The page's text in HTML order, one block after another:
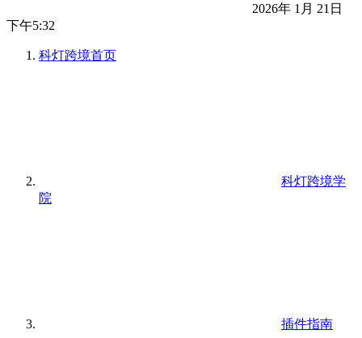
2026年 1月 21日
下午5:32
科灯跨境首页
科灯跨境学
院
插件指南